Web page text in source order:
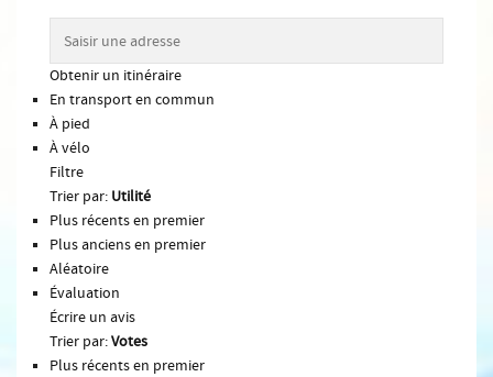
Obtenir un itinéraire
En transport en commun
À pied
À vélo
Filtre
Trier par: Utilité
Plus récents en premier
Plus anciens en premier
Aléatoire
Évaluation
Écrire un avis
Trier par:Votes
Plus récents en premier